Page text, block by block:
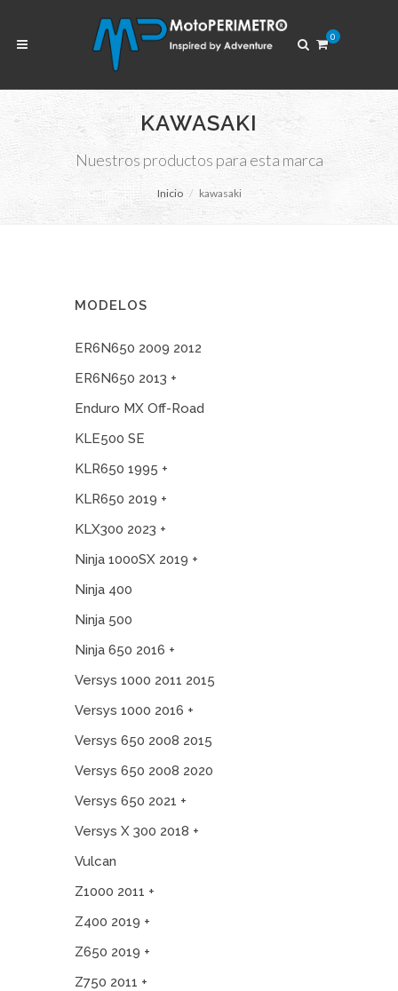
0
KAWASAKI
Nuestros productos para esta marca
Inicio kawasaki
MODELOS
ER6N650 2009 2012
ER6N650 2013 +
Enduro MX Off-Road
KLE500 SE
KLR650 1995 +
KLR650 2019 +
KLX300 2023 +
Ninja 1000SX 2019 +
Ninja 400
Ninja 500
Ninja 650 2016 +
Versys 1000 2011 2015
Versys 1000 2016 +
Versys 650 2008 2015
Versys 650 2008 2020
Versys 650 2021 +
Versys X 300 2018 +
Vulcan
Z1000 2011 +
Z400 2019 +
Z650 2019 +
Z750 2011 +